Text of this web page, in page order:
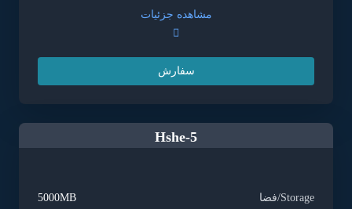
مشاهده جزئیات
سفارش
Hshe-5
Storage/فضا 5000MB